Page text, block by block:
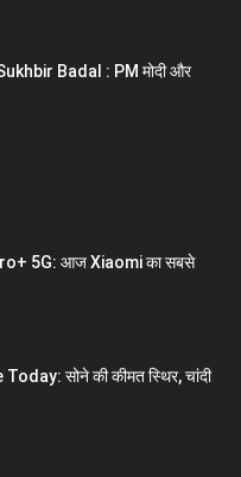
Badal : PM मोदी और
5G: आज Xiaomi का सबसे
सोने की कीमत स्थिर, चांदी